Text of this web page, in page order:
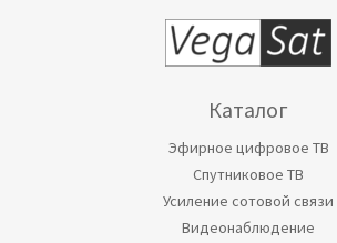
Каталог
Эфирное цифровое ТВ
Спутниковое ТВ
Усиление сотовой связи
Видеонаблюдение